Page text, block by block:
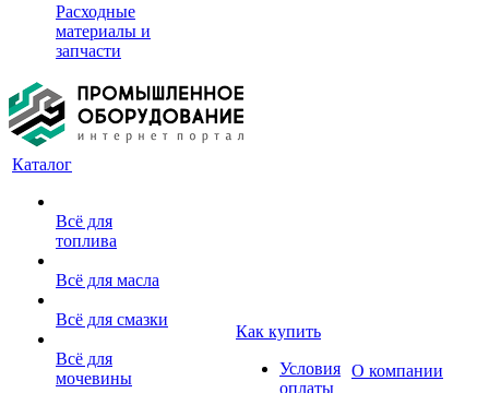
Расходные
материалы и
запчасти
Каталог
Всё для
топлива
Всё для масла
Всё для смазки
Всё для
мочевины
Как купить
Условия
оплаты
О компании